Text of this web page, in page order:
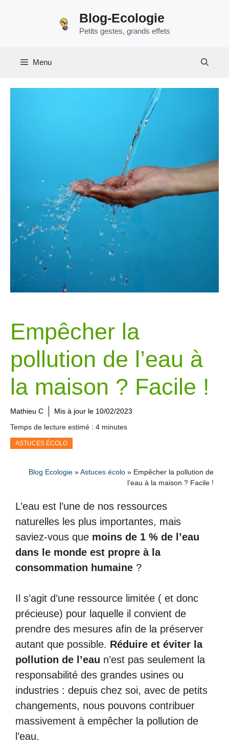
Blog-Ecologie
Petits gestes, grands effets
Menu
Empêcher la
pollution de l’eau à
la maison ? Facile !
Mathieu C Mis à jour le 10/02/2023
Temps de lecture estimé : 4 minutes
ASTUCES ÉCOLO
Blog Ecologie »Astuces écolo » Empêcher la pollution de
l’eau à la maison ? Facile !
L’eau est l’une de nos ressources
naturelles les plus importantes, mais
saviez-vous que moins de 1 % de l’eau
dans le monde est propre à la
consommation humaine ?
Il s’agit d’une ressource limitée ( et donc
précieuse) pour laquelle il convient de
prendre des mesures afin de la préserver
autant que possible. Réduire et éviter la
pollution de l’eau n’est pas seulement la
responsabilité des grandes usines ou
industries : depuis chez soi, avec de petits
changements, nous pouvons contribuer
massivement à empêcher la pollution de
l’eau.